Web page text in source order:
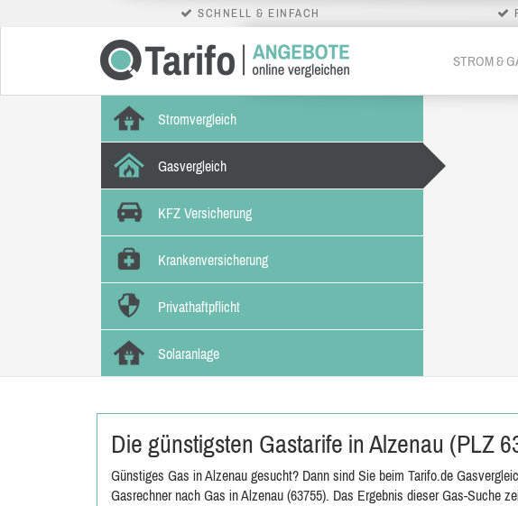
SCHNELL & EINFACH
STROM &
Stromvergleich
Gasvergleich
KFZ Versicherung
Krankenversicherung
Privathaftpflicht
Solaranlage
Die günstigsten Gastarife in Alzenau (PLZ
Günstiges Gas in Alzenau gesucht? Dann sind Sie beim Tarifo.de
Gasrechner nach Gas in Alzenau (63755). Das Ergebnis dieser Gas-Suche